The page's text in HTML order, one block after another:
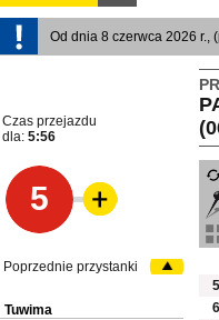
Od dnia 8 czerwca 2026 r.,
Czas przejazdu
dla: 5:56
5
5
6
Poprzednie przystanki
Tuwima